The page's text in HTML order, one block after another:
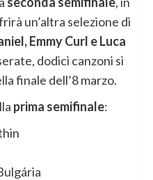
un’altra selezione di
Emmy Curl e Luca
dodici canzoni si
finale dell’8 marzo.
prima semifinale: